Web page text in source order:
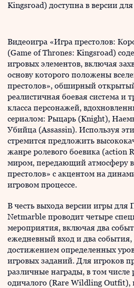
Kingsroad) доступна в версии
Видеоигра «Игра престолов:
(Game of Thrones: Kingsroad)
игровых элементов, включая
основу которого положены
престолов», обширный
реалистичная боевая система и
класса персонажей,
сериалом: Рыцарь (Knight),
Убийца (Assassin). Используя
стремится предложить
жанре ролевого боевика (action
миром, передающий атмосферу
престолов» с акцентом на
игровом процессе.
В честь выхода версии игры
Netmarble проводит четыре
мероприятия, включая два
ежедневный вход и два события,
достижением определенных
игровых заданий. Для игроков
различные награды, в том числе
одичалого (Rare Wildling